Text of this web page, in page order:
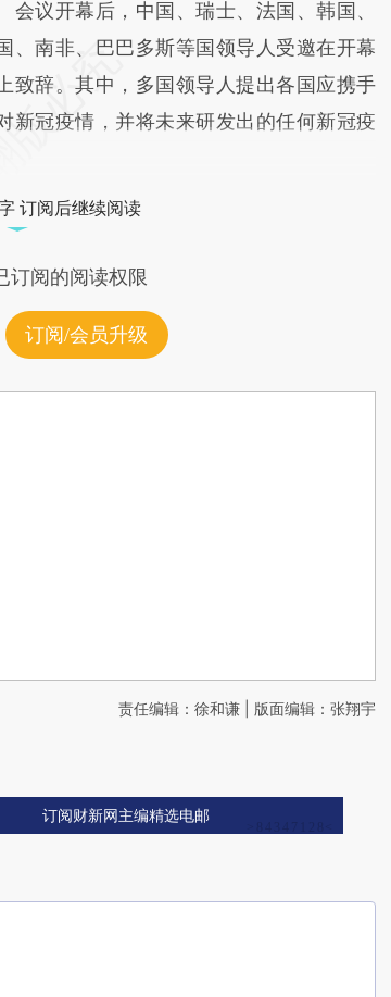
议开幕后，中国、瑞士、法国、韩国、
、南非、巴巴多斯等国领导人受邀在开幕
致辞。其中，多国领导人提出各国应携手
新冠疫情，并将未来研发出的任何新冠疫
订阅后继续阅读
订阅的阅读权限
订阅/会员升级
责任编辑：徐和谦 | 版面编辑：张翔宇
订阅财新网主编精选电邮